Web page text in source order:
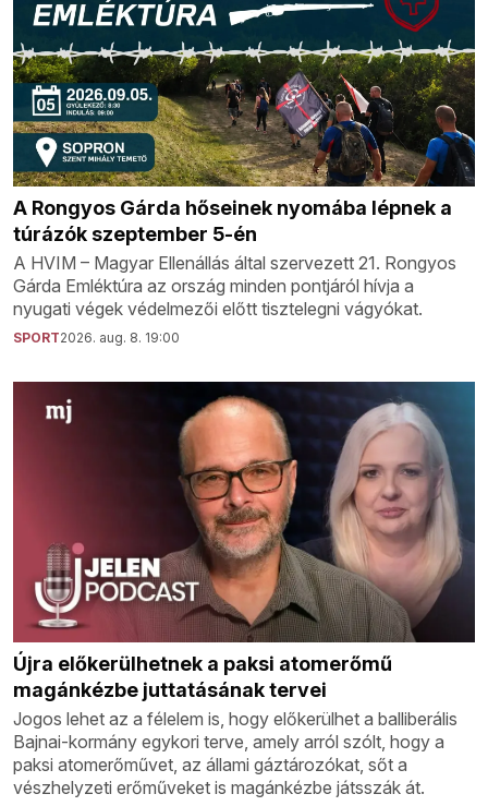
A Rongyos Gárda hőseinek nyomába lépnek a
túrázók szeptember 5-én
A HVIM – Magyar Ellenállás által szervezett 21. Rongyos
Gárda Emléktúra az ország minden pontjáról hívja a
nyugati végek védelmezői előtt tisztelegni vágyókat.
SPORT2026. aug. 8. 19:00
Újra előkerülhetnek a paksi atomerőmű
magánkézbe juttatásának tervei
Jogos lehet az a félelem is, hogy előkerülhet a balliberális
Bajnai-kormány egykori terve, amely arról szólt, hogy a
paksi atomerőművet, az állami gáztározókat, sőt a
vészhelyzeti erőműveket is magánkézbe játsszák át.